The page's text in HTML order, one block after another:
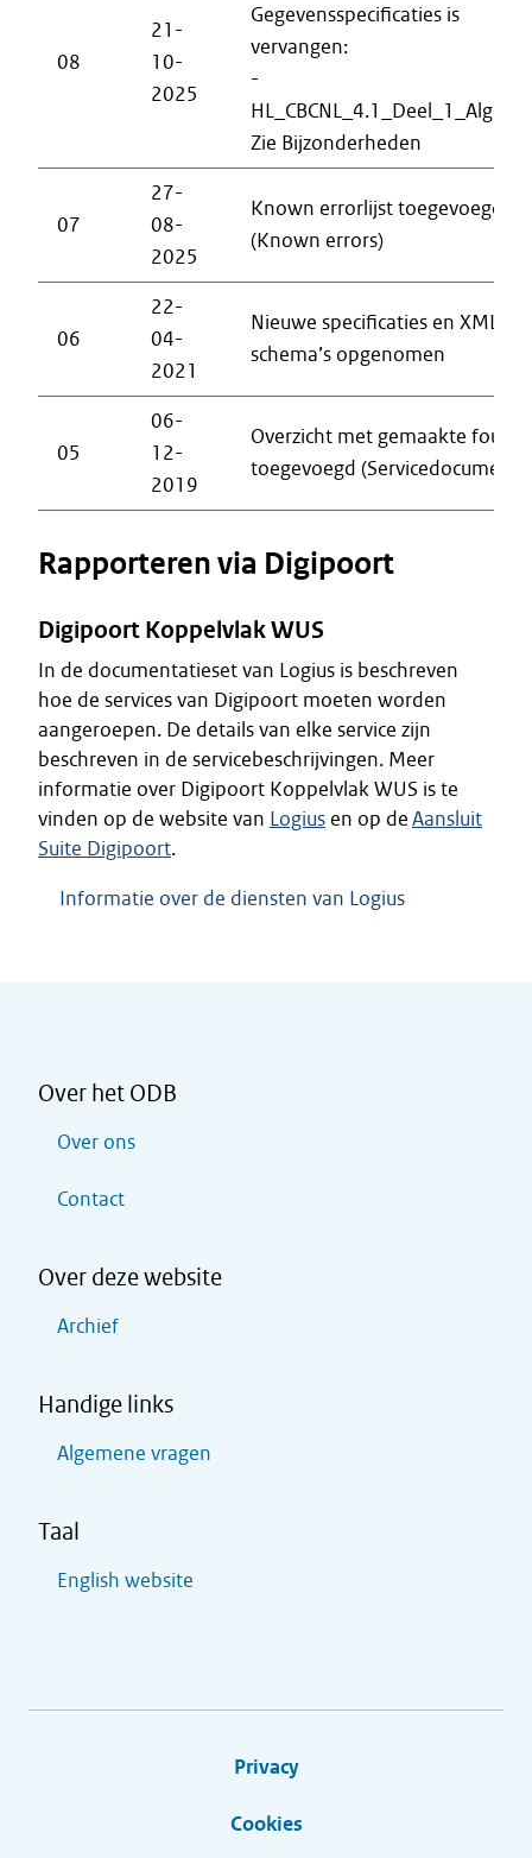
08
21-
10-
2025
Gegevensspecificaties is
vervangen:
-
Zie Bijzonderheden
07
27-
08-
2025
Known errorlijst toegevoegd
(Known errors)
06
22-
04-
2021
Nieuwe specificaties en XML-
schema’s opgenomen
05
06-
12-
2019
Overzicht met gemaakte fouten
toegevoegd
Rapporteren via Digipoort
Digipoort Koppelvlak WUS
In de documentatieset van Logius is beschreven
hoe de services van Digipoort moeten worden
aangeroepen. De details van elke service zijn
beschreven in de servicebeschrijvingen. Meer
informatie over Digipoort Koppelvlak WUS is te
vinden op de website van Logius en op deAansluit
Suite Digipoort.
Informatie over de diensten van Logius
Over het ODB
Over ons
Contact
Over deze website
Archief
Handige links
Algemene vragen
Taal
English website
Privacy
Cookies